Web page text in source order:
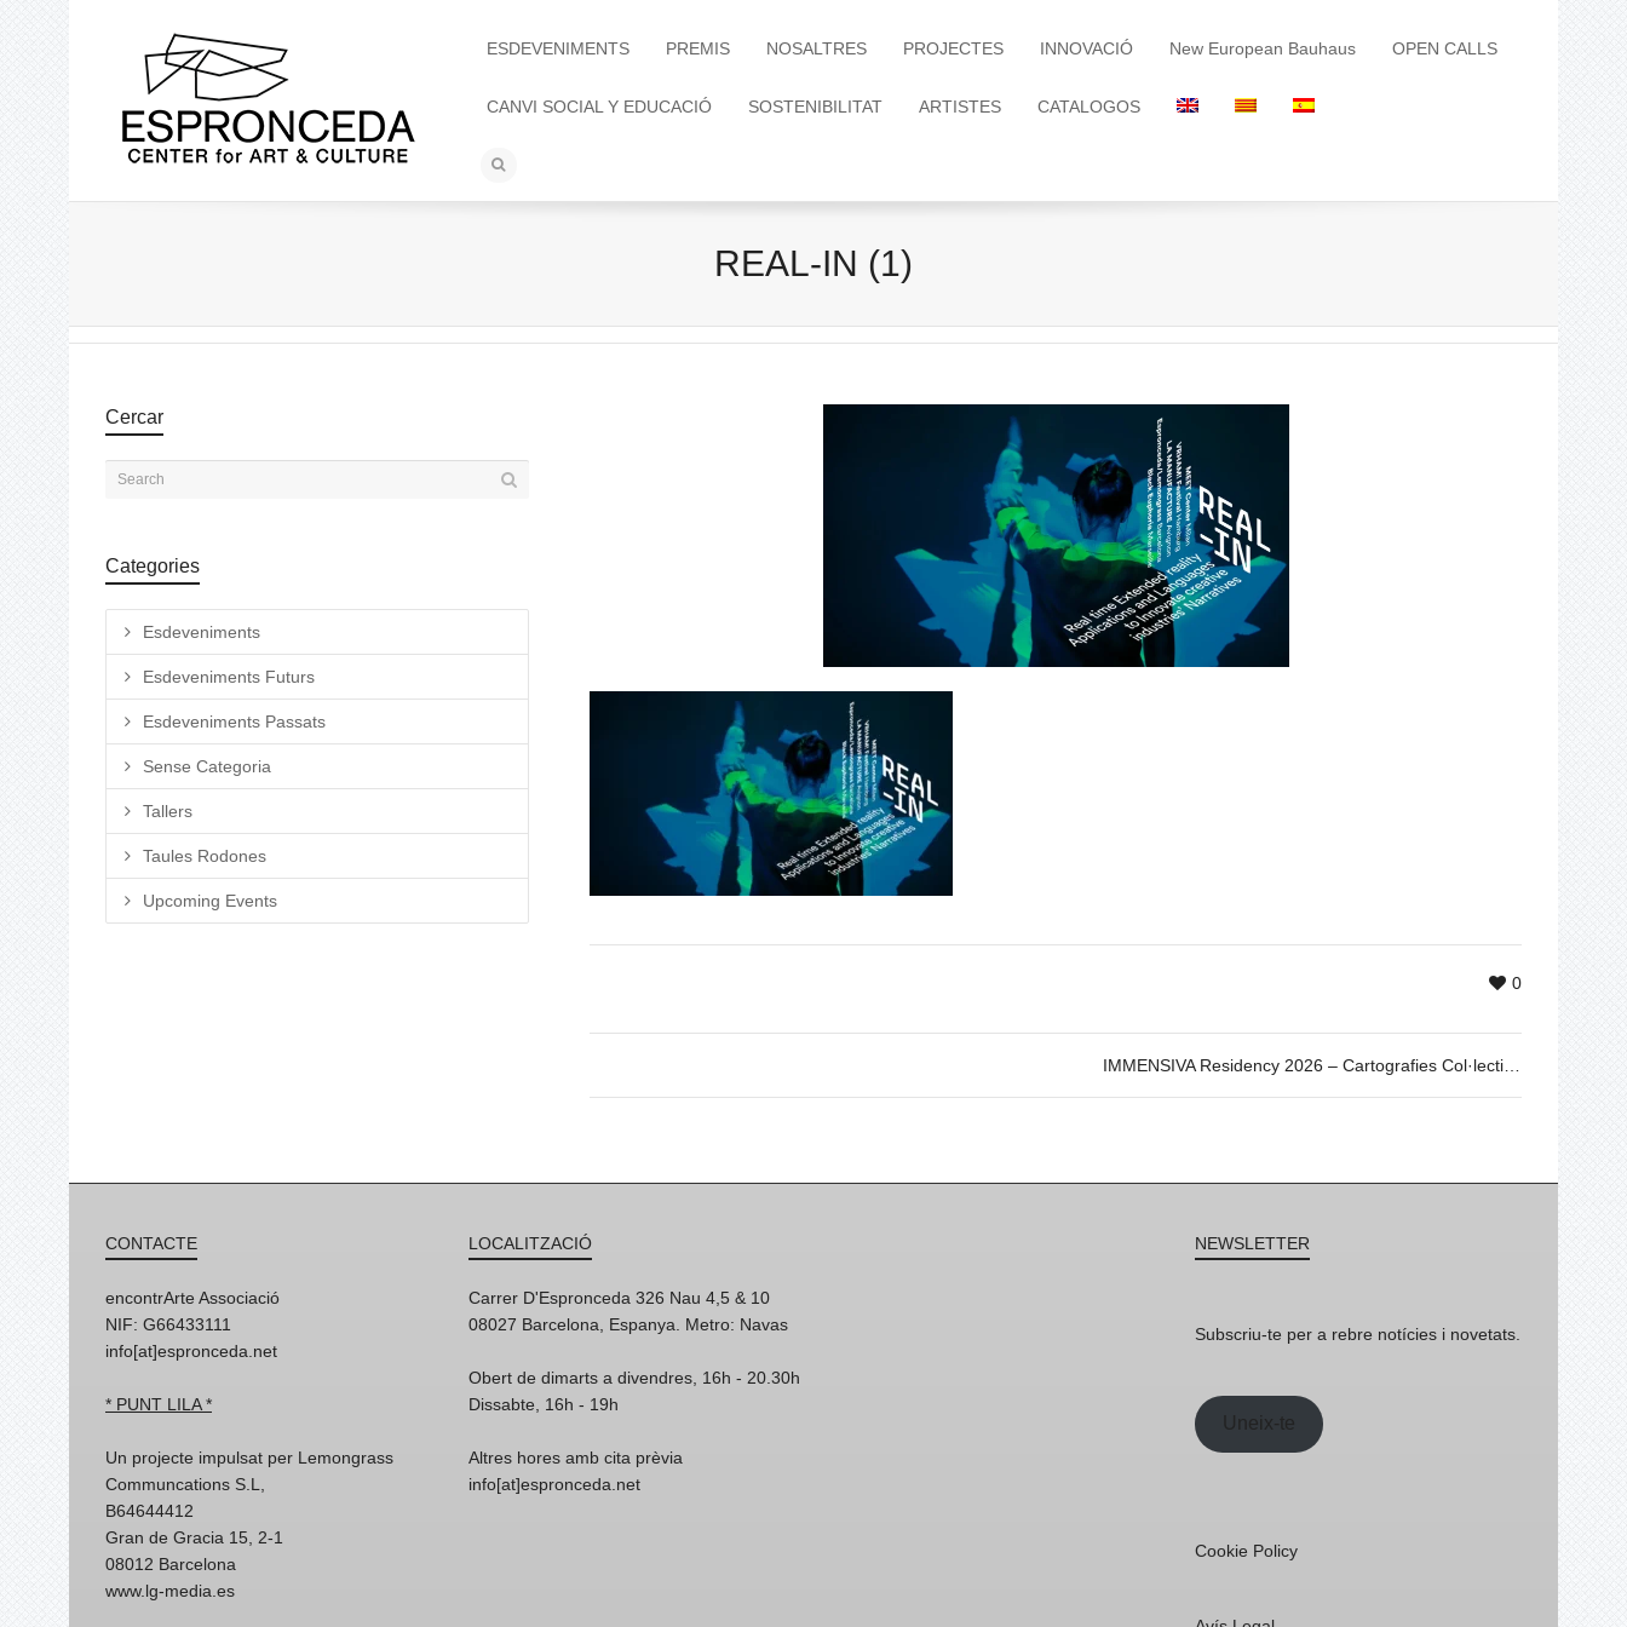
ESDEVENIMENTS PREMIS NOSALTRES PROJECTES INNOVACIÓ New European Bauhaus OPEN CALLS
CANVI SOCIAL Y EDUCACIÓ SOSTENIBILITAT ARTISTES CATALOGOS
REAL-IN (1)
0
IMMENSIVA Residency 2026 – Cartografies Col·lectives
Cercar
Categories
Esdeveniments
Esdeveniments Futurs
Esdeveniments Passats
Sense Categoria
Tallers
Taules Rodones
Upcoming Events
CONTACTE
encontrArte Associació
NIF: G66433111
info[at]espronceda.net
* PUNT LILA *
Un projecte impulsat per Lemongrass
Communcations S.L,
B64644412
Gran de Gracia 15, 2-1
08012 Barcelona
www.lg-media.es
LOCALITZACIÓ
Carrer D'Espronceda 326 Nau 4,5 & 10
08027 Barcelona, Espanya. Metro: Navas
Obert de dimarts a divendres, 16h - 20.30h
Dissabte, 16h - 19h
Altres hores amb cita prèvia
info[at]espronceda.net
NEWSLETTER
Subscriu-te per a rebre notícies i novetats.
Uneix-te
Cookie Policy